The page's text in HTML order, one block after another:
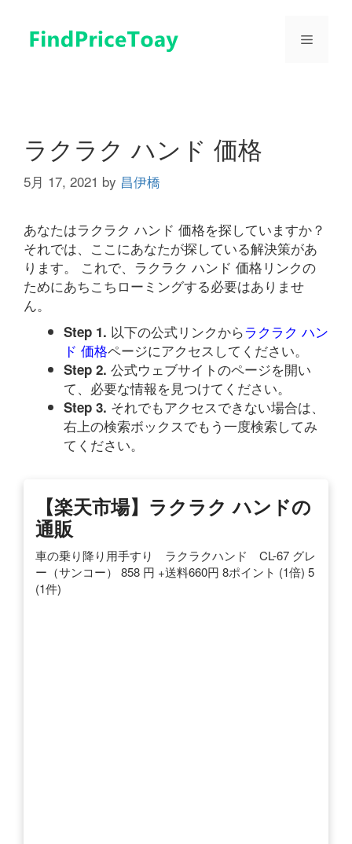
メ
ラクラク ハンド 価格
5月 17, 2021 by 昌伊橋
あなたはラクラク ハンド 価格を探していますか？
それでは、ここにあなたが探している解決策があ
ります。 これで、ラクラク ハンド 価格リンクの
ためにあちこちローミングする必要はありませ
ん。
Step 1. 以下の公式リンクからラクラク ハン
ド 価格ページにアクセスしてください。
Step 2. 公式ウェブサイトのページを開い
て、必要な情報を見つけてください。
Step 3. それでもアクセスできない場合は、
右上の検索ボックスでもう一度検索してみ
てください。
【楽天市場】ラクラク ハンドの
通販
車の乗り降り用手すり ラクラクハンド CL-67 グレ
ー（サンコー） 858 円 +送料660円 8ポイント (1倍) 5
(1件)